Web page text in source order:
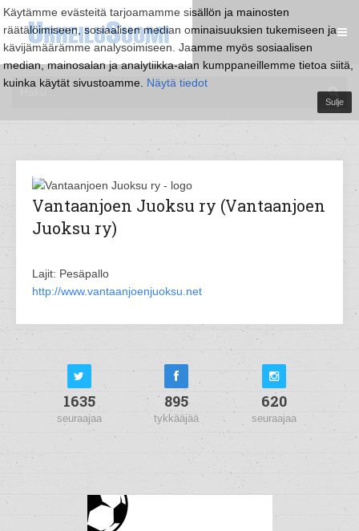
Käytämme evästeitä tarjoamamme sisällön ja mainosten
räätälöimiseen, sosiaalisen median ominaisuuksien tukemiseen ja
kävijämäärämme analysoimiseen. Jaamme myös sosiaalisen
median, mainosalan ja analytiikka-alan kumppaneillemme tietoa siitä,
kuinka käytät sivustoamme. Näytä tiedot
Sulje
Vantaanjoen Juoksu ry (Vantaanjoen
Juoksu ry)
Lajit: Pesäpallo
http://www.vantaanjoenjuoksu.net
1635
seuraajaa
895
tykkääjää
620
seuraajaa